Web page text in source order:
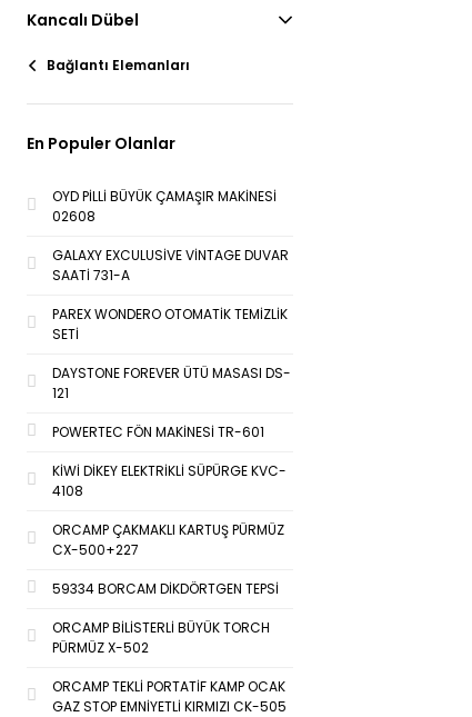
Kancalı Dübel
Bağlantı Elemanları
En Populer Olanlar
OYD PİLLİ BÜYÜK ÇAMAŞIR MAKİNESİ
02608
GALAXY EXCULUSİVE VİNTAGE DUVAR
SAATİ 731-A
PAREX WONDERO OTOMATİK TEMİZLİK
SETİ
DAYSTONE FOREVER ÜTÜ MASASI DS-
121
POWERTEC FÖN MAKİNESİ TR-601
KİWİ DİKEY ELEKTRİKLİ SÜPÜRGE KVC-
4108
ORCAMP ÇAKMAKLI KARTUŞ PÜRMÜZ
CX-500+227
59334 BORCAM DİKDÖRTGEN TEPSİ
ORCAMP BİLİSTERLİ BÜYÜK TORCH
PÜRMÜZ X-502
ORCAMP TEKLİ PORTATİF KAMP OCAK
GAZ STOP EMNİYETLİ KIRMIZI CK-505